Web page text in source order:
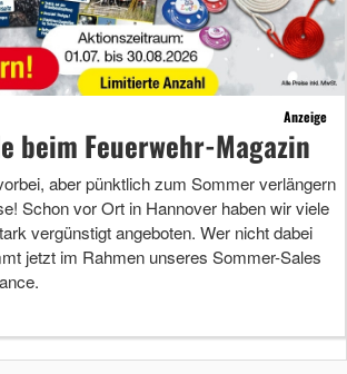
Anzeige
beim Feuerwehr-Magazin
aber pünktlich zum Sommer verlängern
Schon vor Ort in Hannover haben wir viele
vergünstigt angeboten. Wer nicht dabei
jetzt im Rahmen unseres Sommer-Sales